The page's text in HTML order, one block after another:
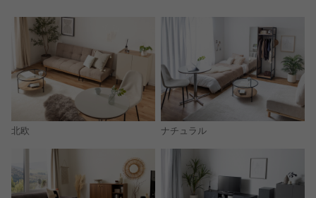
北欧 ナチュラル